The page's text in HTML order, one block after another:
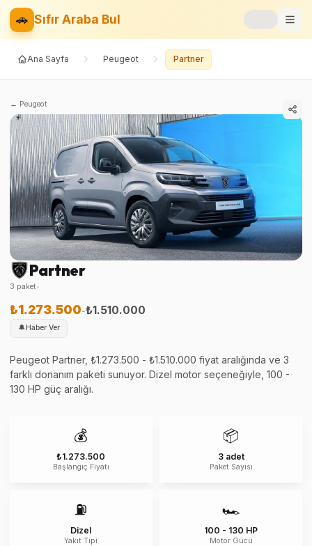
🚗 Sıfır Araba Bul
Markalar
📝Blog
⚡Elektrikli
🚙SUV
⚖️Karşılaştır
❤️Favoriler
Ana Sayfa Peugeot Partner
← Peugeot
Partner
3 paket•
₺1.273.500-₺1.510.000
🔔 Haber Ver
Peugeot Partner, ₺1.273.500 - ₺1.510.000 fiyat aralığında ve 3
farklı donanım paketi sunuyor. Dizel motor seçeneğiyle, 100 -
130 HP güç aralığı.
💰
₺1.273.500
Başlangıç Fiyatı
📦
3 adet
Paket Sayısı
⛽
Dizel
Yakıt Tipi
🏎️
100 - 130 HP
Motor Gücü